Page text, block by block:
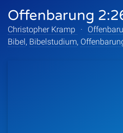
Offenbarung
Christopher Kramp ·
Bibel, Bibelstudium,